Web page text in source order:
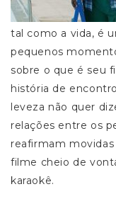
tal como a vida, é
pequenos
sobre o que é seu
história de
leveza não quer
relações entre os
reafirmam
filme cheio de
karaokê.